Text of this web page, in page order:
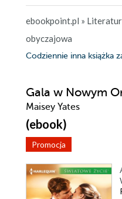
ebookpoint.pl »
obyczajowa
Codziennie inna książka
Gala w Nowym
Maisey Yates
(ebook)
Promocja